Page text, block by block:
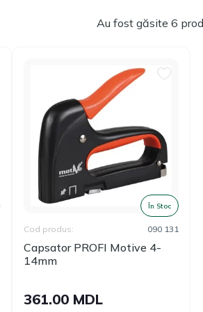
Au fost găsite 6
În Stoc
Capsator PROFI Motive 4-
14mm
Cod produs: 090 131
361.00 MDL